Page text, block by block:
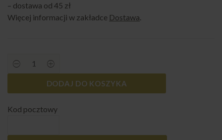
– dostawa od 45 zł
Więcej informacji w zakładce Dostawa.
Club
Sandwich
DODAJ DO KOSZYKA
Kod pocztowy